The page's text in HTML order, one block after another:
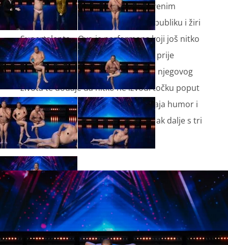
hit u svojoj zemlji, svojim je jedinstvenim
performansom nasmijao do suza i publiku i žiri
Supertalenta. „Ovo je performans koji još nitko
od vas nije vidio“, poručio je publici prije
nastupa. Ističe da je komedija 100% njegovog
života te dodaje da nitko ne izvodi točku poput
njegove. A njegova izvedba, koja spaja humor i
originalnost, osigurala mu je prolazak dalje s tri
„da“.